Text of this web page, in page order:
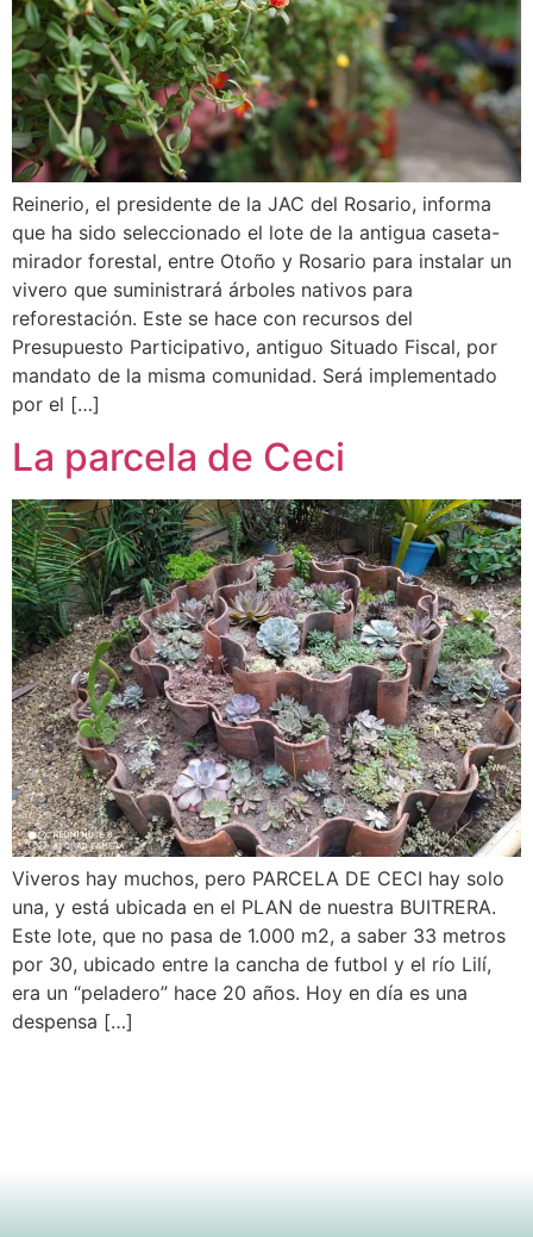
Reinerio, el presidente de la JAC del Rosario, informa
que ha sido seleccionado el lote de la antigua caseta-
mirador forestal, entre Otoño y Rosario para instalar un
vivero que suministrará árboles nativos para
reforestación. Este se hace con recursos del
Presupuesto Participativo, antiguo Situado Fiscal, por
mandato de la misma comunidad. Será implementado
por el […]
La parcela de Ceci
Viveros hay muchos, pero PARCELA DE CECI hay solo
una, y está ubicada en el PLAN de nuestra BUITRERA.
Este lote, que no pasa de 1.000 m2, a saber 33 metros
por 30, ubicado entre la cancha de futbol y el río Lilí,
era un “peladero” hace 20 años. Hoy en día es una
despensa […]